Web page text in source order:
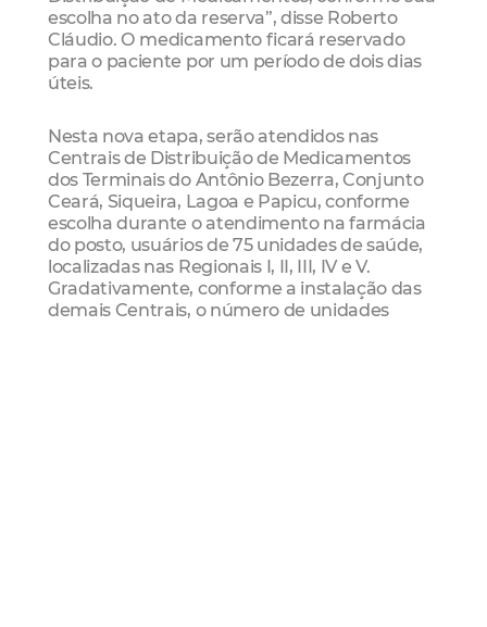
escolha no ato da reserva”, disse Roberto
Cláudio. O medicamento ficará reservado
para o paciente por um período de dois dias
úteis.
Nesta nova etapa, serão atendidos nas
Centrais de Distribuição de Medicamentos
dos Terminais do Antônio Bezerra, Conjunto
Ceará, Siqueira, Lagoa e Papicu, conforme
escolha durante o atendimento na farmácia
do posto, usuários de 75 unidades de saúde,
localizadas nas Regionais I, II, III, IV e V.
Gradativamente, conforme a instalação das
demais Centrais, o número de unidades